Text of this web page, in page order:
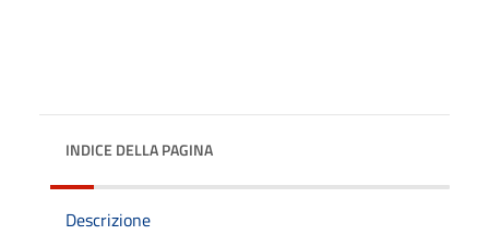
INDICE DELLA PAGINA
Descrizione